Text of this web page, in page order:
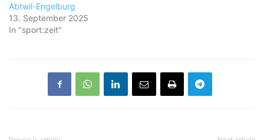
Abtwil-Engelburg
13. September 2025
In "sport:zeit"